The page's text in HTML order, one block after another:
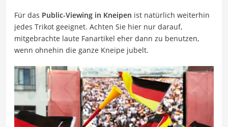
Für das Public-Viewing in Kneipen ist natürlich weiterhin
jedes Trikot geeignet. Achten Sie hier nur darauf,
mitgebrachte laute Fanartikel eher dann zu benutzen,
wenn ohnehin die ganze Kneipe jubelt.